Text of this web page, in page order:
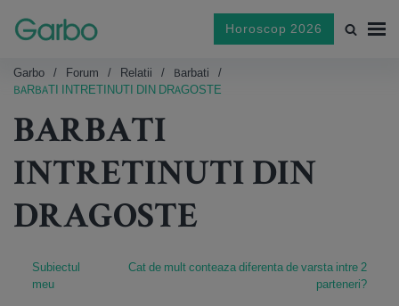
Horoscop 2026
Garbo Forum Relatii
Barbati
BARBATI INTRETINUTI DIN DRAGOSTE
BARBATI
INTRETINUTI DIN
DRAGOSTE
Subiectul
meu
Cat de mult conteaza diferenta de varsta intre 2
parteneri?